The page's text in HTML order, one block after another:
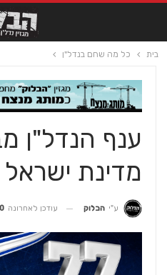
בית כל מה שחם בנדל"ן
ענף הנדל"ן
מדינת ישראל
ע"י הבלוק עודכן לאחרונה 30